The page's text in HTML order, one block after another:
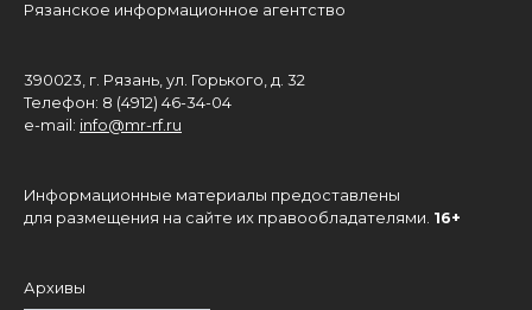
Рязанское информационное агентство
390023, г. Рязань, ул. Горького, д. 32
Телефон: 8 (4912) 46-34-04
e-mail: info@mr-rf.ru
Информационные материалы предоставлены
для размещения на сайте их правообладателями. 16+
Архивы